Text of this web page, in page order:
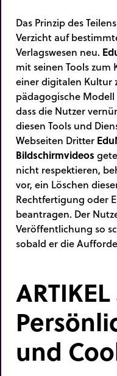
Das Prinzip des
Verzicht auf
Verlagswesen neu.
mit seinen Tools zum
einer digitalen Kultur
pädagogische
dass die Nutzer
diesen Tools und
Webseiten Dritter
Bildschirmvideos
nicht respektieren,
vor, ein Löschen
Rechtfertigung oder
beantragen. Der
Veröffentlichung so
sobald er die
ARTIKEL
und